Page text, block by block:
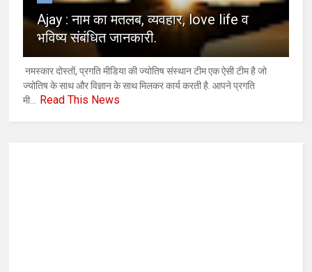
Ajay : नाम का मतलब, व्यवहार, love life व
भविष्य संबंधित जानकारी.
नमस्कार दोस्तों, प्रगति मीडिया की ज्योतिष संस्थान टीम एक ऐसी टीम है जो
ज्योतिष के साथ और विज्ञान के साथ मिलकर कार्य करती है. आपने प्रगति
मी...
Read This News